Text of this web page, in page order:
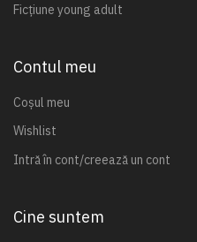
Ficțiune young adult
Contul meu
Coșul meu
Wishlist
Intră în cont/creează un cont
Cine suntem